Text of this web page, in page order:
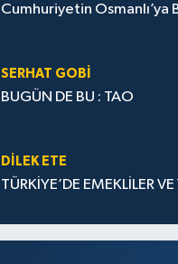
Cumhuriyetin Osmanlı’ya
SERHAT GOBİ
BUGÜN DE BU : TAO
DILEK ETE
TÜRKİYE’DE EMEKLİLER